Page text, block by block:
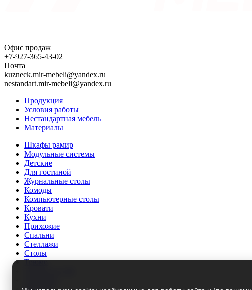
Офис продаж
+7-927-365-43-02
Почта
kuzneck.mir-mebeli@yandex.ru
nestandart.mir-mebeli@yandex.ru
Продукция
Условия работы
Нестандартная мебель
Материалы
Шкафы рамир
Модульные системы
Детские
Для гостиной
Журнальные столы
Комоды
Компьютерные столы
Кровати
Кухни
Прихожие
Спальни
Стеллажи
Столы
Трюмо